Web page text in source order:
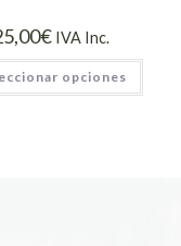
€ IVA Inc.
opciones